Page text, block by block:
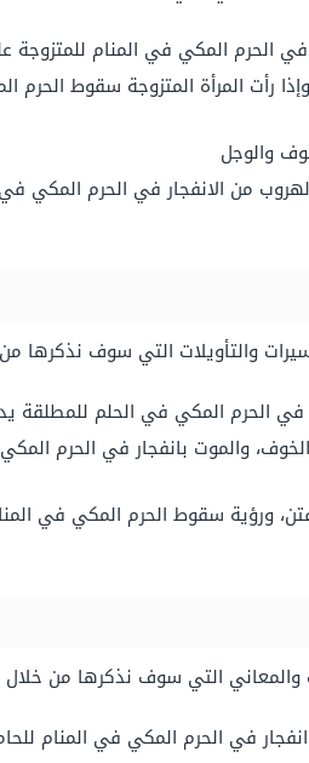
الحرم المكي في المنام للمتزوجة
رأت المرأة المتزوجة سقوط
والوجل
من الانفجار في الحرم المكي
والتأويلات التي سوف نذكرها
الحرم المكي في الحلم للمطلقة
والموت بانفجار في الحرم
ورؤية سقوط الحرم المكي في
والمعاني التي سوف نذكرها من
في الحرم المكي في المنام